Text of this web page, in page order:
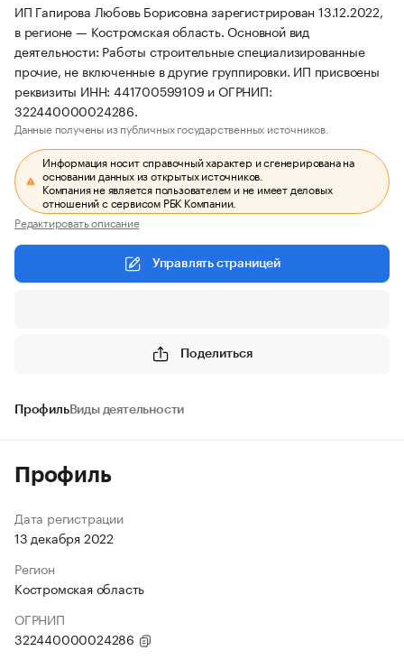
ИП Гапирова Любовь Борисовна зарегистрирован 13.12.2022,
в регионе — Костромская область. Основной вид
деятельности: Работы строительные специализированные
прочие, не включенные в другие группировки. ИП присвоены
реквизиты ИНН: 441700599109 и ОГРНИП:
322440000024286.
Данные получены из публичных государственных источников.
Информация носит справочный характер и сгенерирована на
основании данных из открытых источников.
Компания не является пользователем и не имеет деловых
отношений с сервисом РБК Компании.
Редактировать описание
Управлять страницей
Поделиться
ПрофильВиды деятельности
Профиль
Дата регистрации
13 декабря 2022
Регион
Костромская область
ОГРНИП
322440000024286